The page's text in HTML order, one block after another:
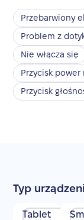
Przebarwiony
Problem z
Nie włącza się
Przycisk power
Przycisk
Typ
Tablet